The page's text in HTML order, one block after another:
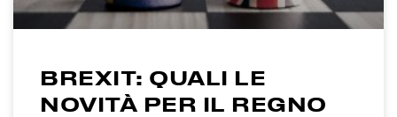
BREXIT: QUALI LE
NOVITÀ PER IL REGNO